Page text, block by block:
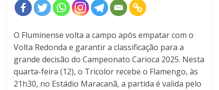
O Fluminense volta a campo após empatar com o
Volta Redonda e garantir a classificação para a
grande decisão do Campeonato Carioca 2025. Nesta
quarta-feira (12), o Tricolor recebe o Flamengo, às
21h30, no Estádio Maracanã, a partida é valida pelo